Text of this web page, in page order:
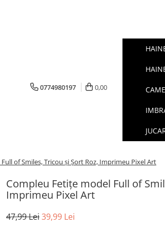
0774980197 0,00
of Smiles, Tricou și Șort Roz, Imprimeu Pixel Art
Compleu Fetițe model Full of
Imprimeu Pixel Art
47,99 Lei39,99 Lei